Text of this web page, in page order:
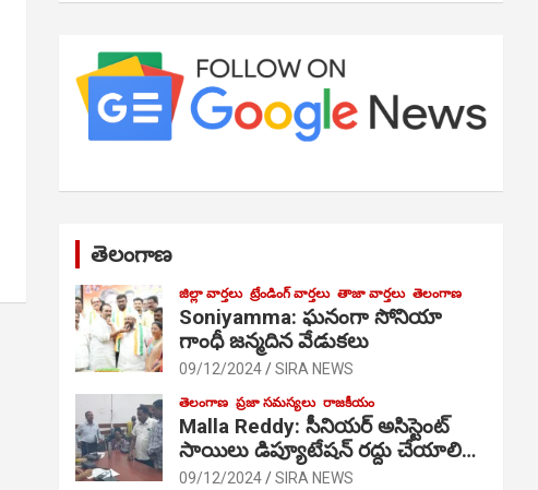
తెలంగాణ
జిల్లా వార్తలు ట్రేండింగ్ వార్తలు తాజా వార్తలు తెలంగాణ
Soniyamma: ఘ‌నంగా సోనియా
గాంధీ జ‌న్మ‌దిన వేడుక‌లు
09/12/2024 SIRA NEWS
తెలంగాణ ప్రజా సమస్యలు రాజకీయం
Malla Reddy: సీనియర్ అసిస్టెంట్
సాయిలు డిప్యూటేషన్ రద్దు చేయాలి…
09/12/2024 SIRA NEWS